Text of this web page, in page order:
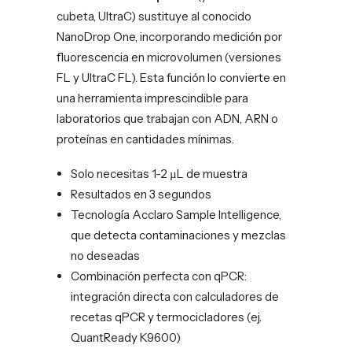
cubeta, UltraC) sustituye al conocido
NanoDrop One, incorporando medición por
fluorescencia en microvolumen (versiones
FL y UltraC FL). Esta función lo convierte en
una herramienta imprescindible para
laboratorios que trabajan con ADN, ARN o
proteínas en cantidades mínimas.
Solo necesitas 1-2 µL de muestra
Resultados en 3 segundos
Tecnología Acclaro Sample Intelligence,
que detecta contaminaciones y mezclas
no deseadas
Combinación perfecta con qPCR:
integración directa con calculadores de
recetas qPCR y termocicladores (ej.
QuantReady K9600)